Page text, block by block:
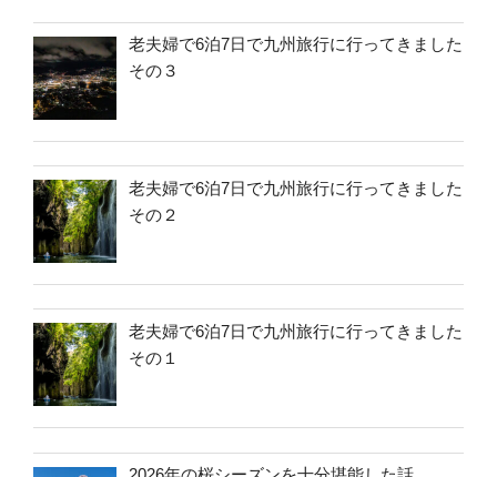
老夫婦で6泊7日で九州旅行に行ってきました
その３
老夫婦で6泊7日で九州旅行に行ってきました
その２
老夫婦で6泊7日で九州旅行に行ってきました
その１